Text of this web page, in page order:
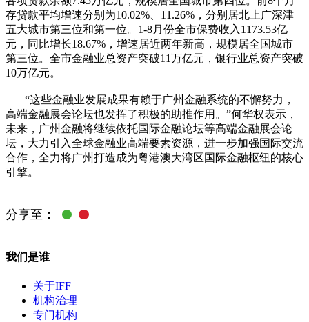
存贷款平均增速分别为10.02%、11.26%，分别居北上广深津
五大城市第三位和第一位。1-8月份全市保费收入1173.53亿
元，同比增长18.67%，增速居近两年新高，规模居全国城市
第三位。全市金融业总资产突破11万亿元，银行业总资产突破
10万亿元。
“这些金融业发展成果有赖于广州金融系统的不懈努力，
高端金融展会论坛也发挥了积极的助推作用。”何华权表示，
未来，广州金融将继续依托国际金融论坛等高端金融展会论
坛，大力引入全球金融业高端要素资源，进一步加强国际交流
合作，全力将广州打造成为粤港澳大湾区国际金融枢纽的核心
引擎。
分享至：
我们是谁
关于IFF
机构治理
专门机构